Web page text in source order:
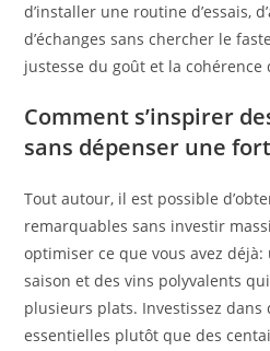
d’installer une routine d’essais,
d’échanges sans chercher le
justesse du goût et la
Comment s’inspirer
sans dépenser une
Tout autour, il est possible
remarquables sans investir
optimiser ce que vous avez
saison et des vins polyvalents
plusieurs plats. Investissez dans
essentielles plutôt que des